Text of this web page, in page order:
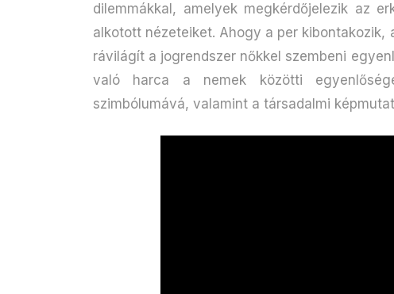
dilemmákkal, amelyek megkérdőjelezik az
alkotott nézeteiket. Ahogy a per
rávilágít a jogrendszer nőkkel szembeni
való harca a nemek közötti
szimbólumává, valamint a társadalmi